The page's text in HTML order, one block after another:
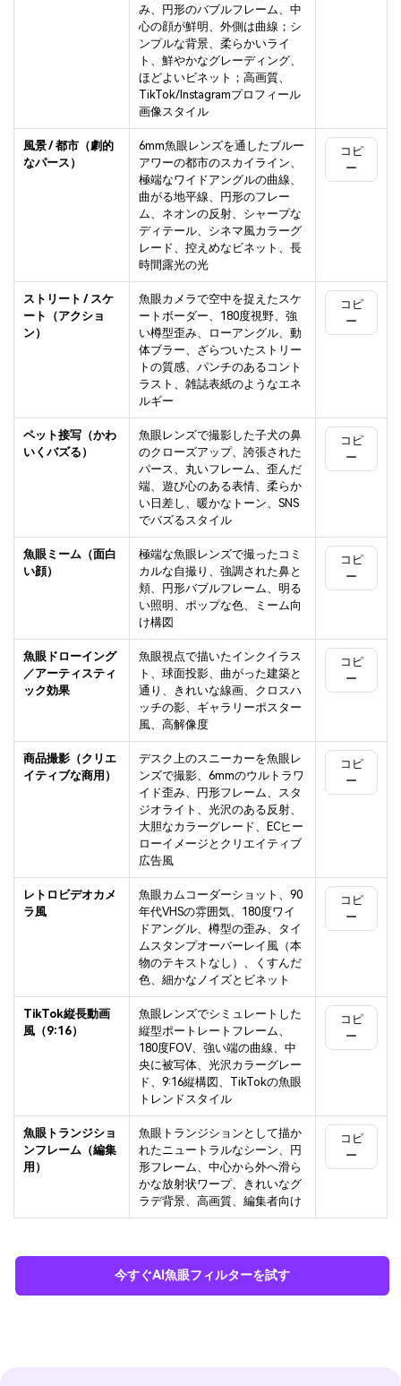
み、円形のバブルフレーム、中
心の顔が鮮明、外側は曲線；シ
ンプルな背景、柔らかいライ
ト、鮮やかなグレーディング、
ほどよいビネット；高画質、
TikTok/Instagramプロフィール
画像スタイル
風景 / 都市（劇的
なパース）
6mm魚眼レンズを通したブルー
アワーの都市のスカイライン、
極端なワイドアングルの曲線、
曲がる地平線、円形のフレー
ム、ネオンの反射、シャープな
ディテール、シネマ風カラーグ
レード、控えめなビネット、長
時間露光の光
コピ
ー
ストリート / スケ
ート（アクショ
ン）
魚眼カメラで空中を捉えたスケ
ートボーダー、180度視野、強
い樽型歪み、ローアングル、動
体ブラー、ざらついたストリー
トの質感、パンチのあるコント
ラスト、雑誌表紙のようなエネ
ルギー
コピ
ー
ペット接写（かわ
いくバズる）
魚眼レンズで撮影した子犬の鼻
のクローズアップ、誇張された
パース、丸いフレーム、歪んだ
端、遊び心のある表情、柔らか
い日差し、暖かなトーン、SNS
でバズるスタイル
コピ
ー
魚眼ミーム（面白
い顔）
極端な魚眼レンズで撮ったコミ
カルな自撮り、強調された鼻と
頬、円形バブルフレーム、明る
い照明、ポップな色、ミーム向
け構図
コピ
ー
魚眼ドローイング
／アーティスティ
ック効果
魚眼視点で描いたインクイラス
ト、球面投影、曲がった建築と
通り、きれいな線画、クロスハ
ッチの影、ギャラリーポスター
風、高解像度
コピ
ー
商品撮影（クリエ
イティブな商用）
デスク上のスニーカーを魚眼レ
ンズで撮影、6mmのウルトラワ
イド歪み、円形フレーム、スタ
ジオライト、光沢のある反射、
大胆なカラーグレード、ECヒー
ローイメージとクリエイティブ
広告風
コピ
ー
レトロビデオカメ
ラ風
魚眼カムコーダーショット、90
年代VHSの雰囲気、180度ワイ
ドアングル、樽型の歪み、タイ
ムスタンプオーバーレイ風（本
物のテキストなし）、くすんだ
色、細かなノイズとビネット
コピ
ー
TikTok縦長動画
風（9:16）
魚眼レンズでシミュレートした
縦型ポートレートフレーム、
180度FOV、強い端の曲線、中
央に被写体、光沢カラーグレー
ド、9:16縦構図、TikTokの魚眼
トレンドスタイル
コピ
ー
魚眼トランジショ
ンフレーム（編集
用）
魚眼トランジションとして描か
れたニュートラルなシーン、円
形フレーム、中心から外へ滑ら
かな放射状ワープ、きれいなグ
ラデ背景、高画質、編集者向け
コピ
ー
今すぐAI魚眼フィルターを試す